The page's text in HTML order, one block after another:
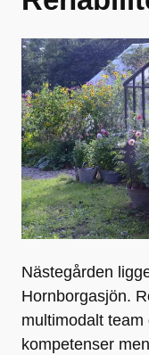
Nästegården
Hornborgasjön.
multimodalt
kompetenser